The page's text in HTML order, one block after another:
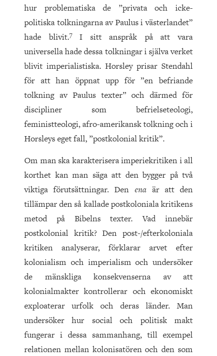
hur problematiska de ”privata och icke-
politiska tolkningarna av Paulus i västerlandet”
hade blivit.7I sitt anspråk på att vara
universella hade dessa tolkningar i själva verket
blivit imperialistiska. Horsley prisar Stendahl
för att han öppnat upp för ”en befriande
tolkning av Paulus texter” och därmed för
discipliner som befrielseteologi,
feministteologi, afro-amerikansk tolkning och i
Horsleys eget fall, ”postkolonial kritik”.
Om man ska karakterisera imperiekritiken i all
korthet kan man säga att den bygger på två
viktiga förutsättningar. Den ena är att den
tillämpar den så kallade postkoloniala kritikens
metod på Bibelns texter. Vad innebär
postkolonial kritik? Den post-/efterkoloniala
kritiken analyserar, förklarar arvet efter
kolonialism och imperialism och undersöker
de mänskliga konsekvenserna av att
kolonialmakter kontrollerar och ekonomiskt
exploaterar urfolk och deras länder. Man
undersöker hur social och politisk makt
fungerar i dessa sammanhang, till exempel
relationen mellan kolonisatören och den som